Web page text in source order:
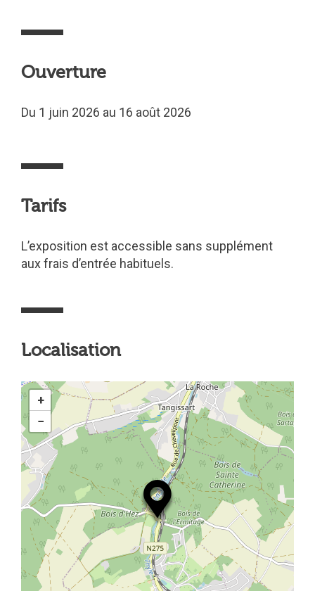
Ouverture
Du 1 juin 2026 au 16 août 2026
Tarifs
L’exposition est accessible sans supplément
aux frais d’entrée habituels.
Localisation
+
−